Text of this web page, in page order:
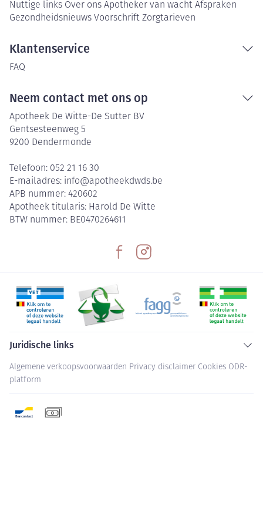
Nuttige links Over ons Apotheker van wacht Afspraken
Gezondheidsnieuws Voorschrift Zorgtarieven
Klantenservice
FAQ
Neem contact met ons op
Apotheek De Witte-De Sutter BV
Gentsesteenweg 5
9200 Dendermonde
Telefoon: 052 21 16 30
E-mailadres: info@apotheekdwds.be
APB nummer: 420602
Apotheek titularis: Harold De Witte
BTW nummer: BE0470264611
Juridische links
Algemene verkoopsvoorwaarden Privacy disclaimer Cookies ODR-
platform